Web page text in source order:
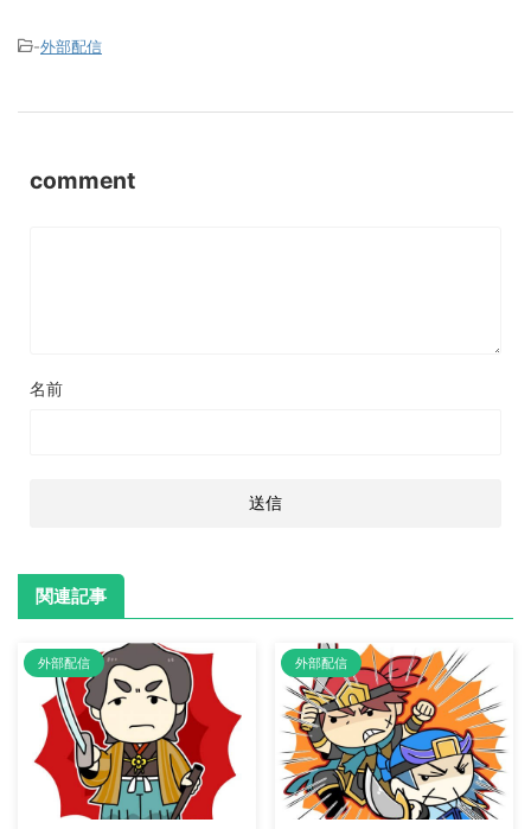
-外部配信
comment
名前
関連記事
外部配信 外部配信